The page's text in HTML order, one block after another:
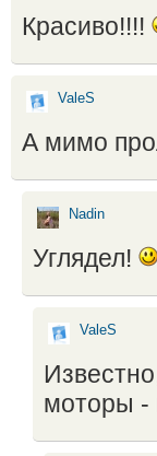
Красиво!!!!
ValeS
А мимо
Nadin
Углядел!
ValeS
моторы -